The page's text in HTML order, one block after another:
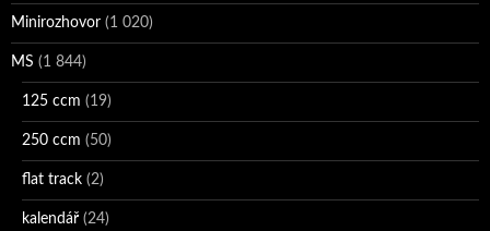
Minirozhovor (1 020)
MS (1 844)
125 ccm (19)
250 ccm (50)
flat track (2)
kalendář (24)